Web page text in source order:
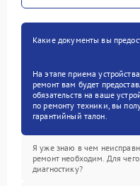
Какие документы вы
На этапе приема
ремонт вам будет
обязательств на ваше
по ремонту техники, вы
гарантийный талон.
Я уже знаю в чем
ремонт необходим. Для
диагностику?